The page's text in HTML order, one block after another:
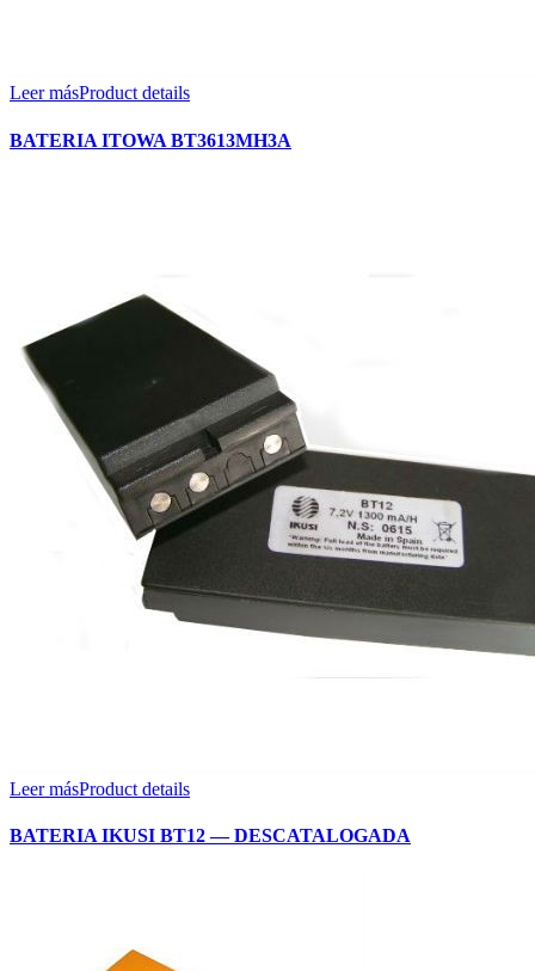
Leer másProduct details
BATERIA ITOWA BT3613MH3A
Leer másProduct details
BATERIA IKUSI BT12 — DESCATALOGADA